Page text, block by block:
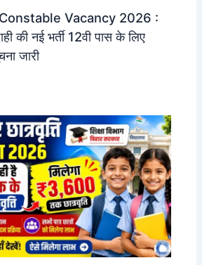
Vacancy 2026 :
की नई भर्ती 12वी पास के लिए
जारी